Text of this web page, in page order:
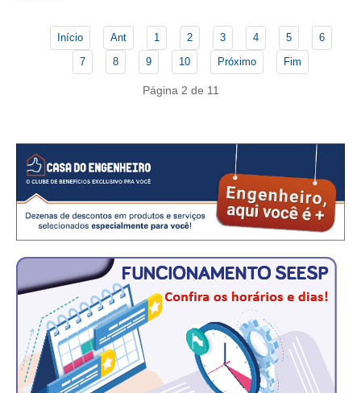
CONVÊNIOS
PLANO DE SAÚDE
CONSÓRCIOS
CAMPANHAS SALARIAIS
PALAVRA DO MURILO
NOTÍCIAS
CONTEÚDO ESPECIAL
JORNAL DO ENGENHEIRO
AGENDA
Início Ant 1 2 3 4 5
6
7
8 9 10 Próximo Fim
Página 2 de 11